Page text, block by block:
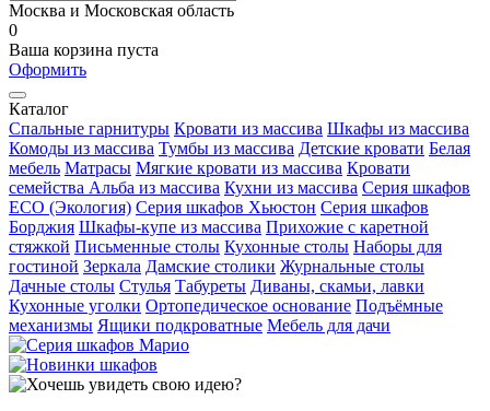
Москва и Московская область
0
Ваша корзина пуста
Оформить
Каталог
Спальные гарнитуры Кровати из массива Шкафы из массива
Комоды из массива Тумбы из массива Детские кровати Белая
мебель Матрасы Мягкие кровати из массива Кровати
семейства Альба из массива Кухни из массива Серия шкафов
ECO (Экология) Серия шкафов Хьюстон Серия шкафов
Борджия Шкафы-купе из массива Прихожие с каретной
стяжкой Письменные столы Кухонные столы Наборы для
гостиной Зеркала Дамские столики Журнальные столы
Дачные столы Стулья Табуреты Диваны, скамьи, лавки
Кухонные уголки Ортопедическое основание Подъёмные
механизмы Ящики подкроватные Мебель для дачи